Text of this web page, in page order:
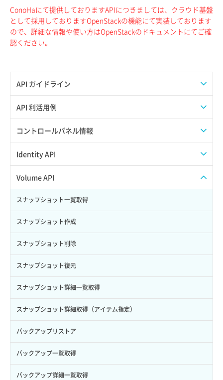
API ガイドライン
APIのご利用について
API 利活用例
APIでAPIサブユーザーを作成する
APIでVPSにISOイメージを挿入する
APIでVPSを作成する
コントロールパネル情報
APIユーザーを作成する
API情報を確認する
Identity API
Credential一覧取得
Credential作成
Credential削除
Credential詳細取得
サブユーザーからロールを紐づけ解除
サブユーザーにロールを紐づけ
サブユーザー一覧取得
サブユーザー作成
サブユーザー削除
サブユーザー更新
Volume API
スナップショット一覧取得
スナップショット作成
スナップショット削除
スナップショット復元
スナップショット詳細一覧取得
スナップショット詳細取得（アイテム指定）
バックアップリストア
バックアップ一覧取得
バックアップ詳細一覧取得
ConoHaにて提供しておりますAPIにつきましては、クラウド基盤
として採用しておりますOpenStackの機能にて実装しております
ので、詳細な情報や使い方はOpenStackのドキュメントにてご確
認ください。